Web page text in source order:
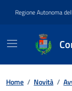
Regione Autonoma
Home / Novità /